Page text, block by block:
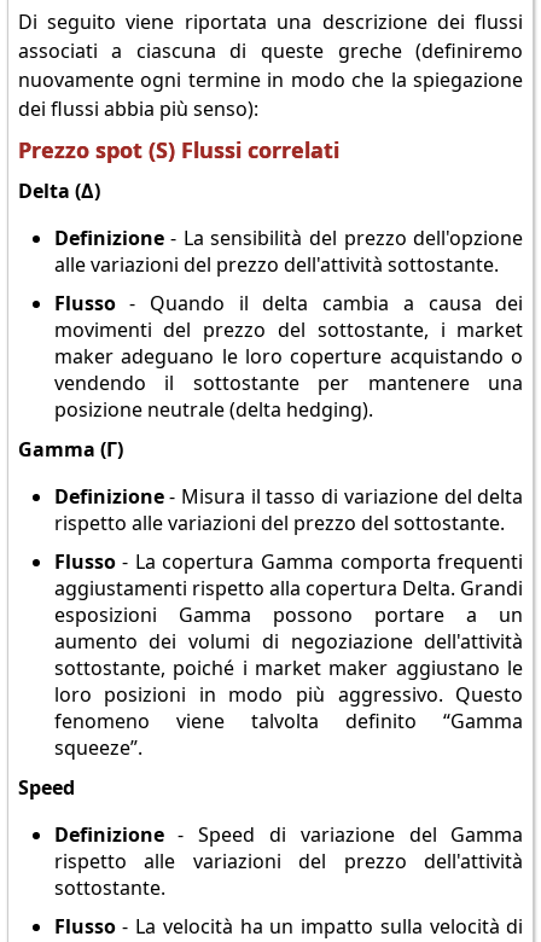
Di seguito viene riportata una descrizione dei flussi
associati a ciascuna di queste greche (definiremo
nuovamente ogni termine in modo che la spiegazione
dei flussi abbia più senso):
Prezzo spot (S) Flussi correlati
Delta (Δ)
Definizione- La sensibilità del prezzo dell'opzione
alle variazioni del prezzo dell'attività sottostante.
Flusso- Quando il delta cambia a causa dei
movimenti del prezzo del sottostante, i market
maker adeguano le loro coperture acquistando o
vendendo il sottostante per mantenere una
posizione neutrale (delta hedging).
Gamma (Γ)
Definizione- Misura il tasso di variazione del delta
rispetto alle variazioni del prezzo del sottostante.
Flusso- La copertura Gamma comporta frequenti
aggiustamenti rispetto alla copertura Delta. Grandi
esposizioni Gamma possono portare a un
aumento dei volumi di negoziazione dell'attività
sottostante, poiché i market maker aggiustano le
loro posizioni in modo più aggressivo. Questo
fenomeno viene talvolta definito “Gamma
squeeze”.
Speed
Definizione- Speed di variazione del Gamma
rispetto alle variazioni del prezzo dell'attività
sottostante.
Flusso- La velocità ha un impatto sulla velocità di